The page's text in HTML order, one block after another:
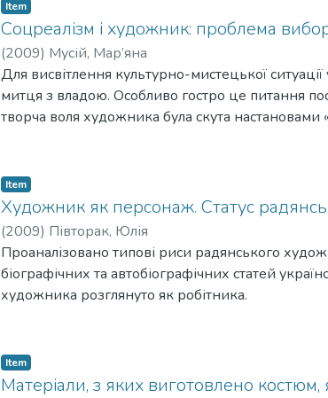
Item
Соцреалізм і художник: проблема
(2009) Мусій, Мар’яна
Для висвітлення культурно-мистецької
митця з владою. Особливо гостро це питання
творча воля художника була скута настановами
регіонах України.
Item
Художник як персонаж. Статус
(2009) Півторак, Юлія
Проаналізовано типові риси радянського
біографічних та автобіографічних статей
художника розглянуто як робітника.
Item
Матеріали, з яких виготовлено